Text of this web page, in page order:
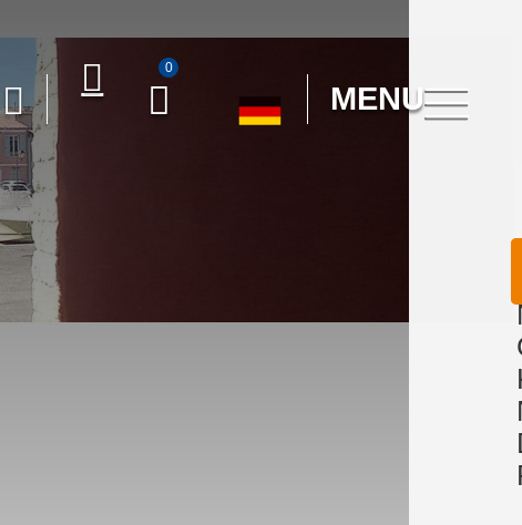
0
MENU